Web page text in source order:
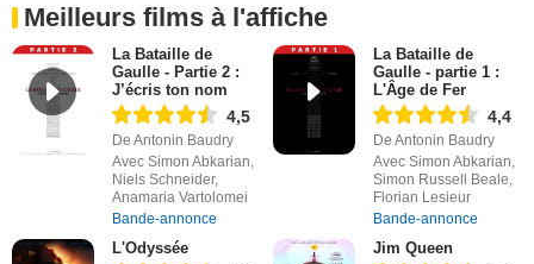
Meilleurs films à l'affiche
La Bataille de
Gaulle - Partie 2 :
J’écris ton nom
4,5
De Antonin Baudry
Avec Simon Abkarian,
Niels Schneider,
Anamaria Vartolomei
Bande-annonce
La Bataille de
Gaulle - partie 1 :
L'Âge de Fer
4,4
De Antonin Baudry
Avec Simon Abkarian,
Simon Russell Beale,
Florian Lesieur
Bande-annonce
L'Odyssée Jim Queen